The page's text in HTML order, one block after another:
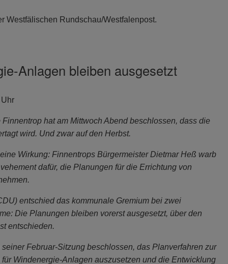
Westfälischen Rundschau/Westfalenpost.
Anlagen bleiben ausgesetzt
hat am Mittwoch Abend beschlossen, dass die
wird. Und zwar auf den Herbst.
Wirkung: Finnentrops Bürgermeister Dietmar Heß warb
dafür, die Planungen für die Errichtung von
entschied das kommunale Gremium bei zwei
Die Planungen bleiben vorerst ausgesetzt, über den
entschieden.
Februar-Sitzung beschlossen, das Planverfahren zur
Windenergie-Anlagen auszusetzen und die Entwicklung